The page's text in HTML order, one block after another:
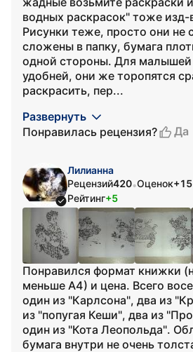
водных раскрасок" тоже
Рисунки теже, просто они не
сложены в папку, бумага
одной стороны. Для малышей
удобней, они же торопятся
раскрасить, пер...
Развернуть
Понравилась рецензия?
Да
Лилианна
Рецензий420•Оценок
Рейтинг+5
Понравился формат книжки
меньше А4) и цена. Всего
один из "Карлсона", два из
из "попугая Кеши", два из
один из "Кота Леопольда".
бумага внутри не очень